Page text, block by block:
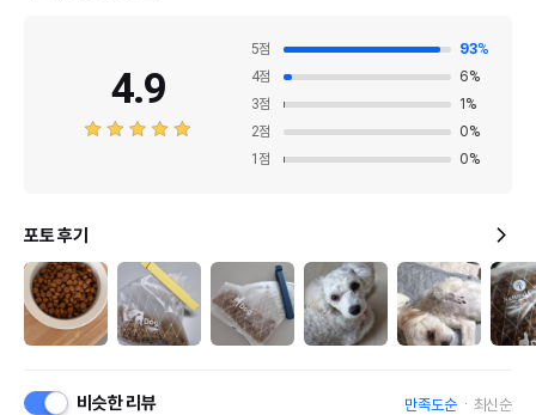
어바웃펫 // 1644-9601
유통기한이 최소 2026.12.06이거나 그
이후인 상품이 출고됩니다.
단, 상품명에 유통기한 명시된 경우, 해당
4.9
5점 93%
4점 6%
3점 1%
2점 0%
1 점 0%
포토 후기
비슷한 리뷰 만족도순 최신순